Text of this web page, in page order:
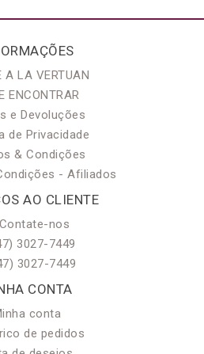
A LA VERTUAN
ENCONTRAR
e Devoluções
de Privacidade
& Condições
- Afiliados
AO CLIENTE
Contate-nos
3027-7449
3027-7449
CONTA
conta
de pedidos